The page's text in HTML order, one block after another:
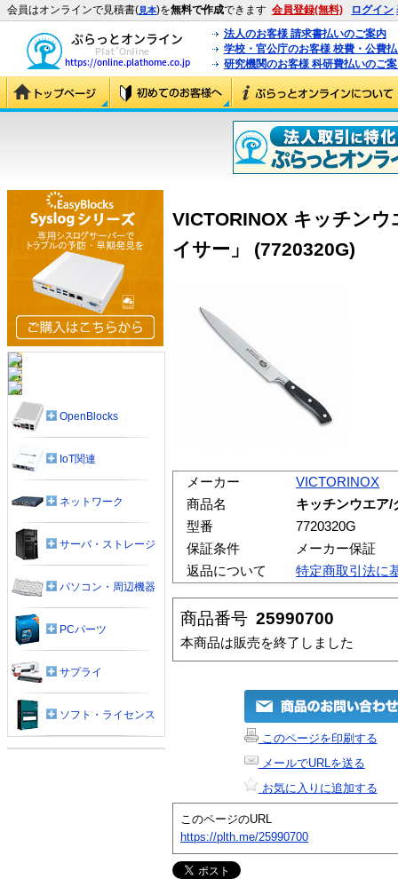
会員はオンラインで見積書(見本)を無料で作成できます 会員登録(無料) ログイン
法人のお客様 請求書払いのご案内
学校・官公庁のお客様 校費・公費
研究機関のお客様 科研費払いのご
VICTORINOX キッチン
イサー」 (7720320G)
メーカー
VICTORINOX
商品名
キッチンウエア/
型番
7720320G
保証条件
メーカー保証
返品について
特定商取引法に
商品番号 25990700
本商品は販売を終了しました
このページを印刷する
メールでURLを送る
お気に入りに追加する
このページのURL
https://plth.me/25990700
OpenBlocks
IoT関連
ネットワーク
サーバ・ストレージ
パソコン・周辺機器
PCパーツ
サプライ
ソフト・ライセンス